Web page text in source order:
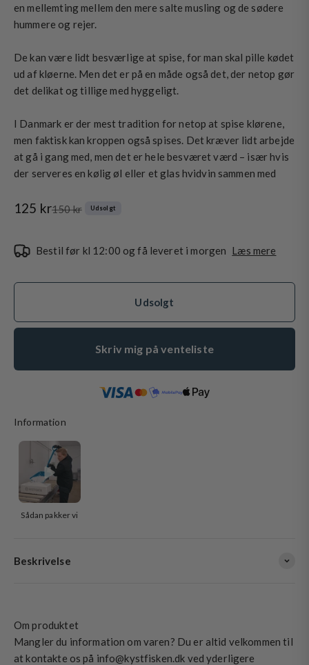
en mellemting mellem den mere salte musling og de sødere
hummere og rejer.
De kan være lidt besværlige at spise, for man skal pille kødet
ud af kløerne. Men det er på en måde også det, der netop gør
det delikat og tillige med hyggeligt.
I Danmark er der mest tradition for netop at spise klørene,
men faktisk kan kroppen også spises. Det kræver lidt arbejde
at gå i gang med, men det er hele besværet værd – især hvis
der serveres en kølig øl eller et glas hvidvin sammen med
Salgspris
125 krNormalpris
150 kr Udsolgt
Bestil før kl 12:00 og få leveret i morgen Læs mere
Udsolgt
Skriv mig på venteliste
Information
Sådan pakker vi
Beskrivelse
Om produktet
Mangler du information om varen? Du er altid velkommen til
at kontakte os på info@kystfisken.dk ved yderligere